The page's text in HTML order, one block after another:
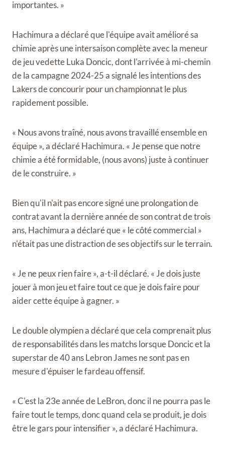
importantes. »
Hachimura a déclaré que l'équipe avait amélioré sa
chimie après une intersaison complète avec la meneur
de jeu vedette Luka Doncic, dont l'arrivée à mi-chemin
de la campagne 2024-25 a signalé les intentions des
Lakers de concourir pour un championnat le plus
rapidement possible.
« Nous avons traîné, nous avons travaillé ensemble en
équipe », a déclaré Hachimura. « Je pense que notre
chimie a été formidable, (nous avons) juste à continuer
de le construire. »
Bien qu'il n'ait pas encore signé une prolongation de
contrat avant la dernière année de son contrat de trois
ans, Hachimura a déclaré que « le côté commercial »
n'était pas une distraction de ses objectifs sur le terrain.
« Je ne peux rien faire », a-t-il déclaré. « Je dois juste
jouer à mon jeu et faire tout ce que je dois faire pour
aider cette équipe à gagner. »
Le double olympien a déclaré que cela comprenait plus
de responsabilités dans les matchs lorsque Doncic et la
superstar de 40 ans Lebron James ne sont pas en
mesure d'épuiser le fardeau offensif.
« C'est la 23e année de LeBron, donc il ne pourra pas le
faire tout le temps, donc quand cela se produit, je dois
être le gars pour intensifier », a déclaré Hachimura.